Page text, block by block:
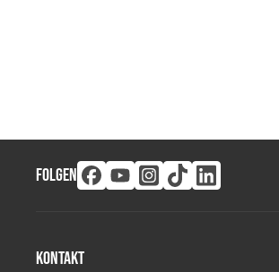
FOLGEN
Kontakt